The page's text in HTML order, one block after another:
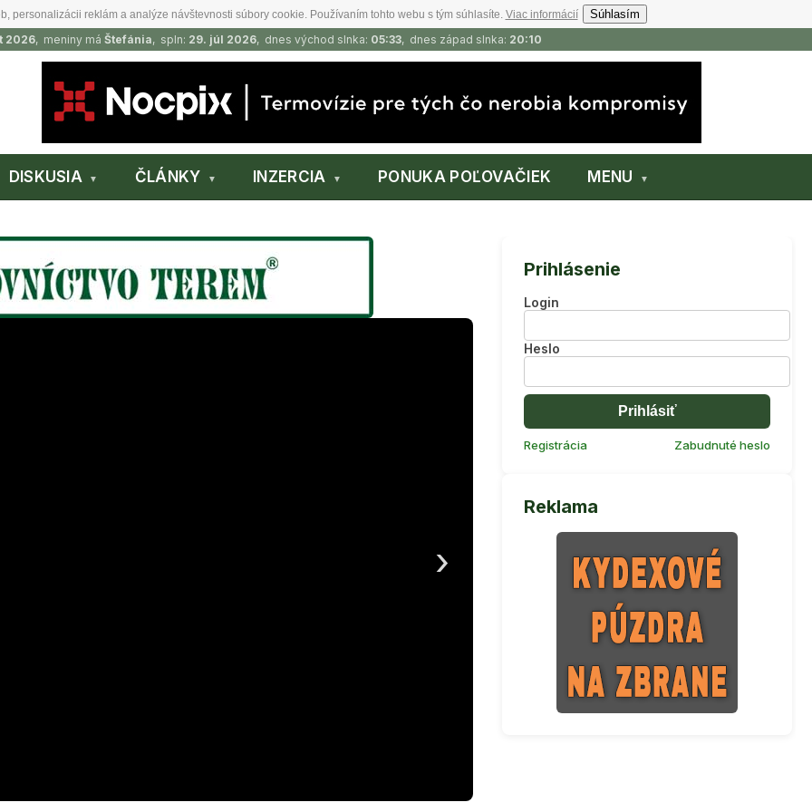
personalizácii reklám a analýze návštevnosti súbory cookie. Používaním tohto webu s tým súhlasíte. Viac informácií
Súhlasím
2026, meniny má Štefánia, spln: 29. júl 2026, dnes východ slnka: 05:33, dnes západ slnka: 20:10
DISKUSIA ČLÁNKY INZERCIA PONUKA POĽOVAČIEK MENU
›
Prihlásenie
Login
Heslo
Prihlásiť
Registrácia Zabudnuté heslo
Reklama